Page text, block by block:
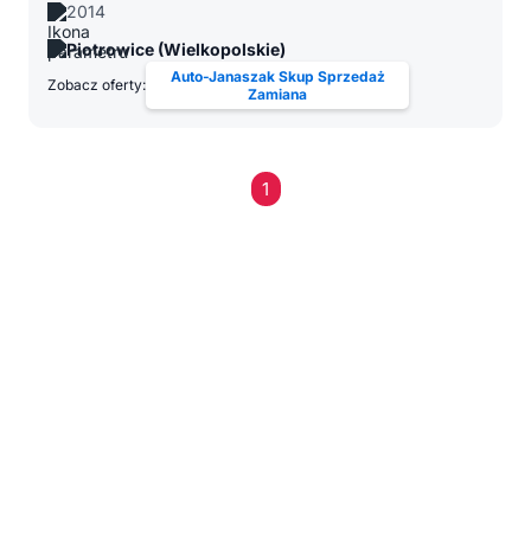
2014
Piotrowice (Wielkopolskie)
Zobacz oferty:
Auto-Janaszak Skup Sprzedaż
Zamiana
1